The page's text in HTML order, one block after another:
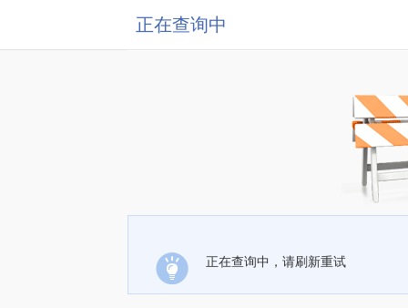
正在查询中
正在查询中，请刷新重试